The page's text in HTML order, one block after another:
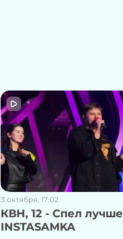
3 октября, 17:02
КВН, 12 - Спел лучше
INSTASAMKA